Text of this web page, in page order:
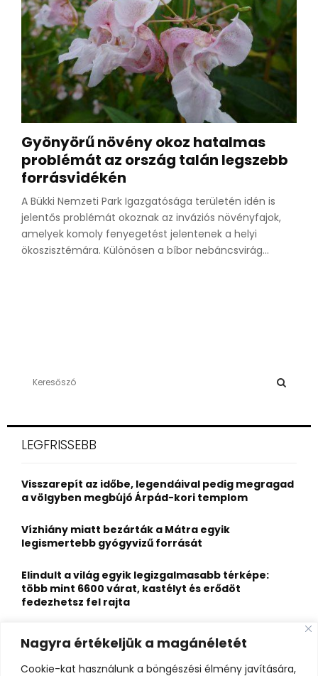
Nagyra értékeljük a magánéletét
Cookie-kat használunk a böngészési élmény javítására,
Gyönyörű növény okoz hatalmas
problémát az ország talán legszebb
forrásvidékén
A Bükki Nemzeti Park Igazgatósága területén idén is
jelentős problémát okoznak az inváziós növényfajok,
amelyek komoly fenyegetést jelentenek a helyi
ökoszisztémára. Különösen a bíbor nebáncsvirág...
h
o
r
LEGFRISSEBB
Visszarepít az időbe, legendáival pedig megragad
a völgyben megbújó Árpád-kori templom
Vízhiány miatt bezárták a Mátra egyik
legismertebb gyógyvizű forrását
Elindult a világ egyik legizgalmasabb térképe:
több mint 6600 várat, kastélyt és erődöt
fedezhetsz fel rajta
Kigyulladt a Szőke Tisza legendás hajóroncsa,
nagy erőkkel vonultak a tűzoltók